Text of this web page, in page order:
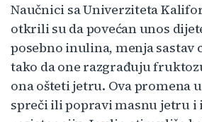
Naučnici sa Univerziteta
otkrili su da povećan unos
posebno inulina, menja
tako da one razgrađuju
ona ošteti jetru. Ova promena
spreči ili popravi masnu jetru